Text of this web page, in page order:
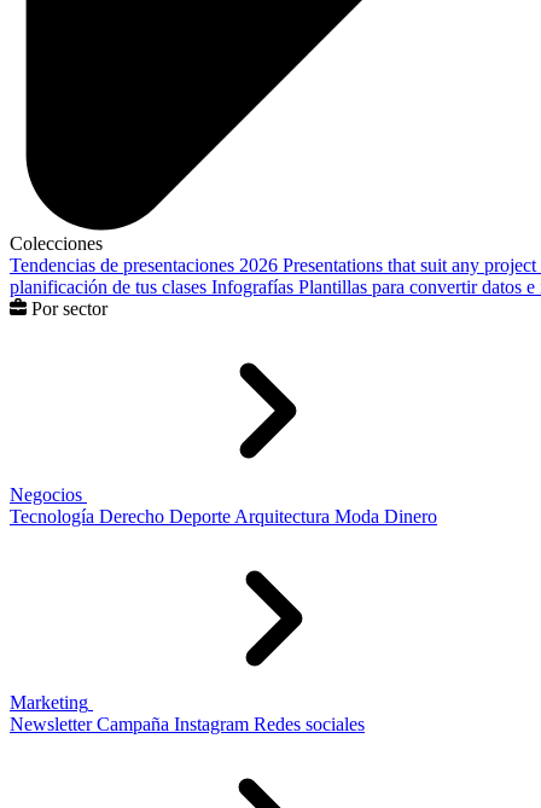
Colecciones
Tendencias de presentaciones 2026 Presentations that suit any project
planificación de tus clases Infografías Plantillas para convertir datos
Por sector
Negocios
Tecnología Derecho Deporte Arquitectura Moda Dinero
Marketing
Newsletter Campaña Instagram Redes sociales